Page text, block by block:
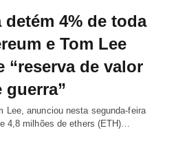
4% de toda
e Tom Lee
“reserva de valor
guerra”
Lee, anunciou nesta segunda-feira
4,8 milhões de ethers (ETH)…